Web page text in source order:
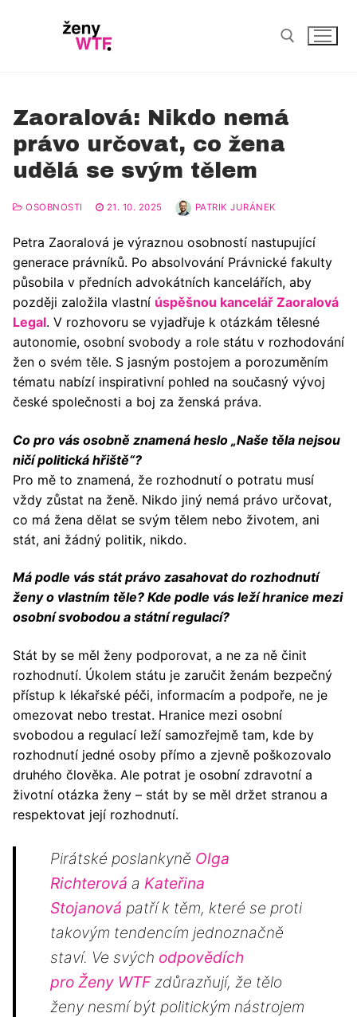
Byznys
AI
Digital
Eventy
Komunita
Startup Disrupt
Ženy v akci
Life & style
Health
Psychologie
Wellbeing
Osobnosti
Interview
Profil
Female Leaders
Redakce
Zaoralová: Nikdo nemá
právo určovat, co žena
udělá se svým tělem
OSOBNOSTI 21. 10. 2025 PATRIK JURÁNEK
Petra Zaoralová je výraznou osobností nastupující
generace právníků. Po absolvování Právnické fakulty
působila v předních advokátních kancelářích, aby
později založila vlastní úspěšnou kancelář Zaoralová
Legal. V rozhovoru se vyjadřuje k otázkám tělesné
autonomie, osobní svobody a role státu v rozhodování
žen o svém těle. S jasným postojem a porozuměním
tématu nabízí inspirativní pohled na současný vývoj
české společnosti a boj za ženská práva.
Co pro vás osobně znamená heslo „Naše těla nejsou
ničí politická hřiště“?
Pro mě to znamená, že rozhodnutí o potratu musí
vždy zůstat na ženě. Nikdo jiný nemá právo určovat,
co má žena dělat se svým tělem nebo životem, ani
stát, ani žádný politik, nikdo.
Má podle vás stát právo zasahovat do rozhodnutí
ženy o vlastním těle? Kde podle vás leží hranice mezi
osobní svobodou a státní regulací?
Stát by se měl ženy podporovat, a ne za ně činit
rozhodnutí. Úkolem státu je zaručit ženám bezpečný
přístup k lékařské péči, informacím a podpoře, ne je
omezovat nebo trestat. Hranice mezi osobní
svobodou a regulací leží samozřejmě tam, kde by
rozhodnutí jedné osoby přímo a zjevně poškozovalo
druhého člověka. Ale potrat je osobní zdravotní a
životní otázka ženy – stát by se měl držet stranou a
respektovat její rozhodnutí.
Pirátské poslankyně Olga
Richterová a Kateřina
Stojanová patří k těm, které se proti
takovým tendencím jednoznačně
staví. Ve svých odpovědích
pro Ženy WTFzdůrazňují, že tělo
ženy nesmí být politickým nástrojem